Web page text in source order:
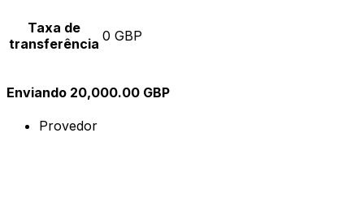
Taxa de
transferência 0 GBP
Enviando 20,000.00 GBP
Provedor